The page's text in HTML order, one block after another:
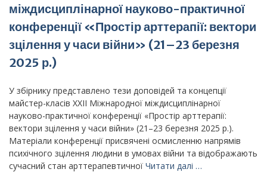
«Забезпечення
конструктивної
поведінки
населення
в
екстремального
стресу»
(27
березня
2025
року)
міждисциплінарної науково-практичної
конференції «Простір арттерапії: вектори
зцілення у часи війни» (21–23 березня
2025 р.)
У збірнику представлено тези доповідей та концепції
майстер-класів ХХII Міжнародної міждисциплінарної
науково-практичної конференції «Простір арттерапії:
вектори зцілення у часи війни» (21–23 березня 2025 р.).
Матеріали конференції присвячені осмисленню напрямів
психічного зцілення людини в умовах війни та відображають
сучасний стан арттерапевтичної Читати далі …